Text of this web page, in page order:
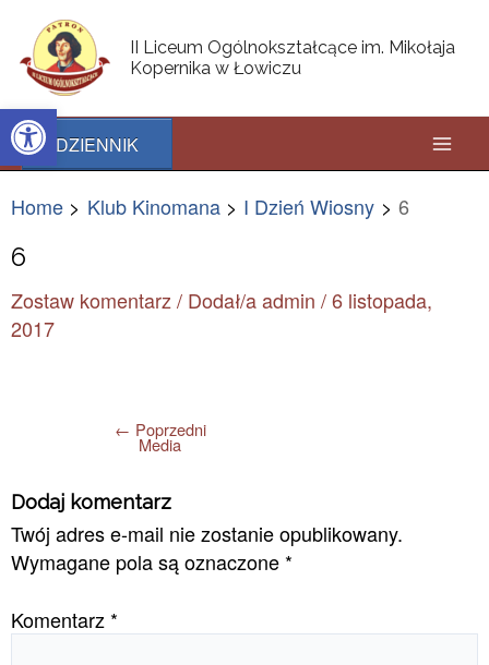
Open toolbar
content
II Liceum Ogólnokształcące im. Mikołaja
Kopernika w Łowiczu
DZIENNIK
Home Klub Kinomana I Dzień Wiosny 6
6
Zostaw komentarz / Dodał/a admin /6 listopada,
2017
navigation
← Poprzedni
Media
Dodaj komentarz
Twój adres e-mail nie zostanie opublikowany.
Wymagane pola są oznaczone *
Komentarz *